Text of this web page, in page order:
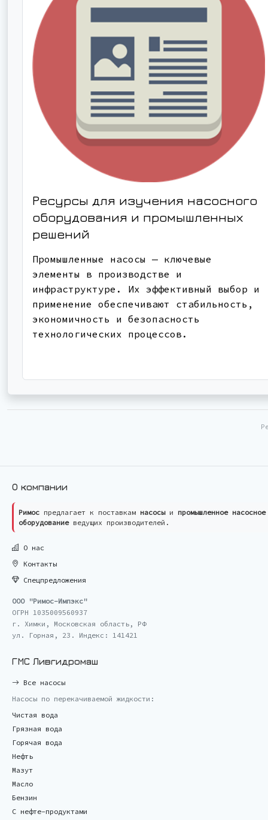
Ресурсы для изучения насосного
оборудования и промышленных
решений
Промышленные насосы — ключевые
элементы в производстве и
инфраструктуре. Их эффективный выбор и
применение обеспечивают стабильность,
экономичность и безопасность
технологических процессов.
О компании
Римос предлагает к поставкам насосыи промышленное насосное
оборудованиеведущих производителей.
О нас
Контакты
Спецпредложения
ООО "Римос-Импэкс"
ОГРН 1035009560937
г. Химки, Московская область, РФ
ул. Горная, 23. Индекс: 141421
ГМС Ливгидромаш
Все насосы
Насосы по перекачиваемой жидкости:
Чистая вода
Грязная вода
Горячая вода
Нефть
Мазут
Масло
Бензин
С нефте-продуктами